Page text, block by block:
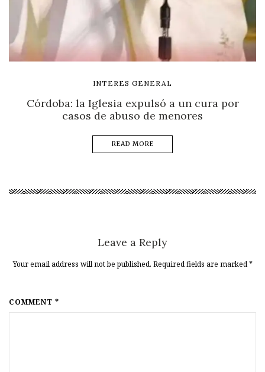
INTERES GENERAL
Córdoba: la Iglesia expulsó a un cura por
casos de abuso de menores
READ MORE
Leave a Reply
Your email address will not be published. Required fields are marked*
COMMENT *